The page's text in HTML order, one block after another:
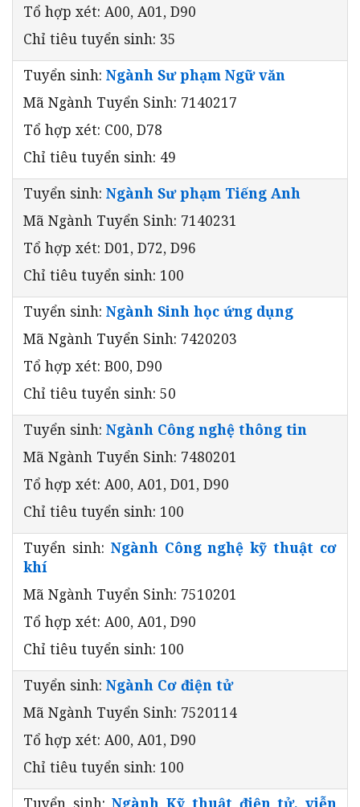
Tổ hợp xét: A00, A01, D90
Chỉ tiêu tuyển sinh: 35
Tuyển sinh: Ngành Sư phạm Ngữ văn
Mã Ngành Tuyển Sinh: 7140217
Tổ hợp xét: C00, D78
Chỉ tiêu tuyển sinh: 49
Tuyển sinh: Ngành Sư phạm Tiếng Anh
Mã Ngành Tuyển Sinh: 7140231
Tổ hợp xét: D01, D72, D96
Chỉ tiêu tuyển sinh: 100
Tuyển sinh: Ngành Sinh học ứng dụng
Mã Ngành Tuyển Sinh: 7420203
Tổ hợp xét: B00, D90
Chỉ tiêu tuyển sinh: 50
Tuyển sinh: Ngành Công nghệ thông tin
Mã Ngành Tuyển Sinh: 7480201
Tổ hợp xét: A00, A01, D01, D90
Chỉ tiêu tuyển sinh: 100
Tuyển sinh: Ngành Công nghệ kỹ thuật cơ
khí
Mã Ngành Tuyển Sinh: 7510201
Tổ hợp xét: A00, A01, D90
Chỉ tiêu tuyển sinh: 100
Tuyển sinh: Ngành Cơ điện tử
Mã Ngành Tuyển Sinh: 7520114
Tổ hợp xét: A00, A01, D90
Chỉ tiêu tuyển sinh: 100
Tuyển sinh:Ngành Kỹ thuật điện tử, viễn